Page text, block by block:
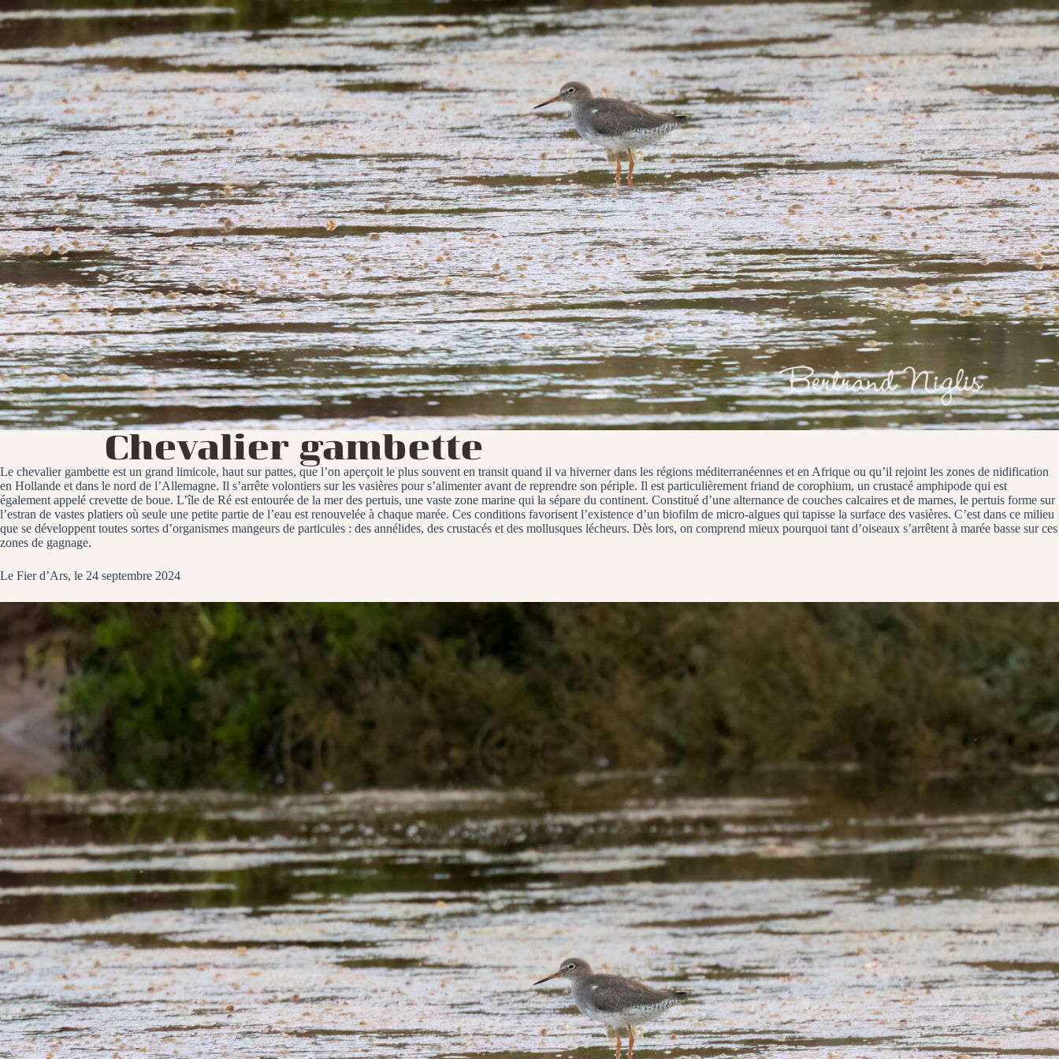
Chevalier gambette
Le chevalier gambette est un grand limicole, haut sur pattes, que l’on aperçoit le plus souvent en transit quand il va hiverner dans les régions méditerranéennes et en Afrique ou qu’il rejoint les zones de nidification
en Hollande et dans le nord de l’Allemagne. Il s’arrête volontiers sur les vasières pour s’alimenter avant de reprendre son périple. Il est particulièrement friand de corophium, un crustacé amphipode qui est
également appelé crevette de boue. L’île de Ré est entourée de la mer des pertuis, une vaste zone marine qui la sépare du continent. Constitué d’une alternance de couches calcaires et de marnes, le pertuis forme sur
l’estran de vastes platiers où seule une petite partie de l’eau est renouvelée à chaque marée. Ces conditions favorisent l’existence d’un biofilm de micro-algues qui tapisse la surface des vasières. C’est dans ce milieu
que se développent toutes sortes d’organismes mangeurs de particules : des annélides, des crustacés et des mollusques lécheurs. Dès lors, on comprend mieux pourquoi tant d’oiseaux s’arrêtent à marée basse sur ces
zones de gagnage.
Le Fier d’Ars, le 24 septembre 2024